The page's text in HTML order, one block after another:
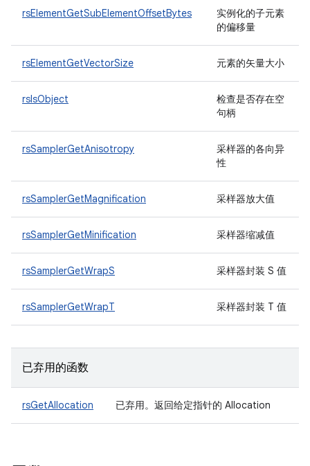
rsElementGetSubElementOffsetBytes
实例化的子元素
的偏移量
rsElementGetVectorSize 元素的矢量大小
rsIsObject
检查是否存在空
句柄
rsSamplerGetAnisotropy
采样器的各向异
性
rsSamplerGetMagnification 采样器放大值
rsSamplerGetMinification 采样器缩减值
rsSamplerGetWrapS 采样器封装 S 值
rsSamplerGetWrapT 采样器封装 T 值
已弃用的函数
rsGetAllocation 已弃用。返回给定指针的 Allocation